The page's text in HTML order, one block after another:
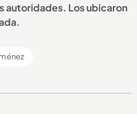
autoridades. Los ubicaron